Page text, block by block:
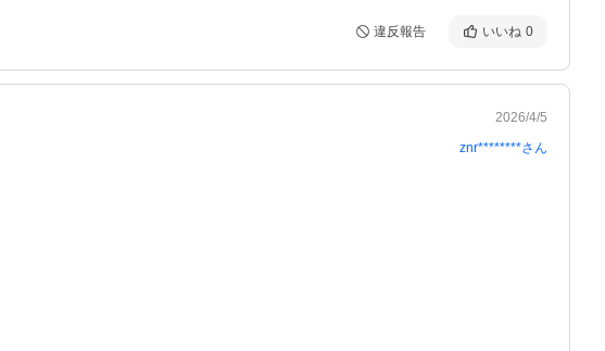
違反報告 いいね 0
2026/4/5
znr********さん